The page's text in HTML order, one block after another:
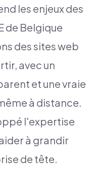
les enjeux des
de Belgique
des sites web
avec un
et une vraie
à distance.
l'expertise
à grandir
de tête.